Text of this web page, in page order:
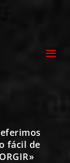
fácil de